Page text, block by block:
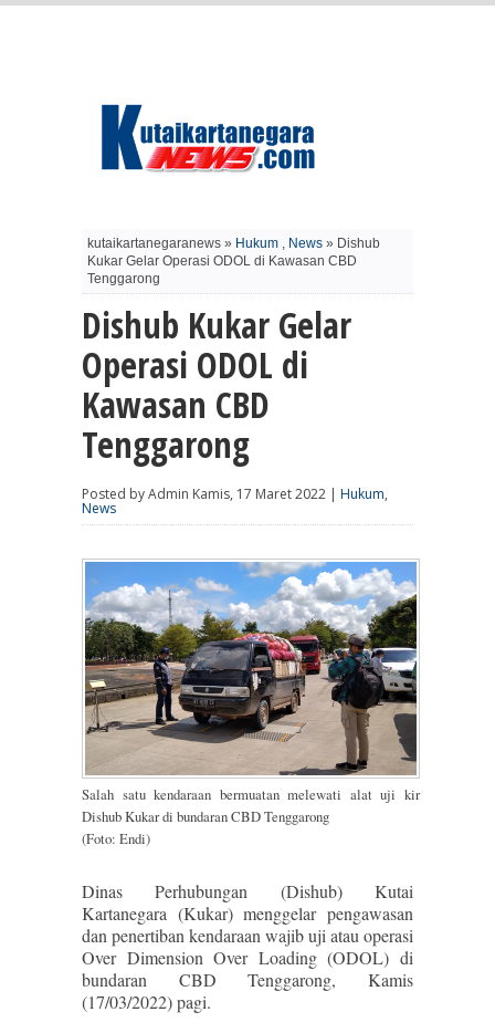
kutaikartanegaranews » Hukum , News » Dishub
Kukar Gelar Operasi ODOL di Kawasan CBD
Tenggarong
Dishub Kukar Gelar
Operasi ODOL di
Kawasan CBD
Tenggarong
Posted by Admin Kamis, 17 Maret 2022 | Hukum,
News
Salah satu kendaraan bermuatan melewati alat uji kir
Dishub Kukar di bundaran CBD Tenggarong
(Foto: Endi)
Dinas Perhubungan (Dishub) Kutai
Kartanegara (Kukar) menggelar pengawasan
dan penertiban kendaraan wajib uji atau operasi
Over Dimension Over Loading (ODOL) di
bundaran CBD Tenggarong, Kamis
(17/03/2022) pagi.